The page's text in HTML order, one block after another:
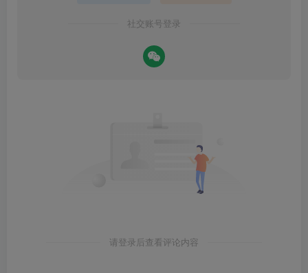
社交账号登录
请登录后查看评论内容